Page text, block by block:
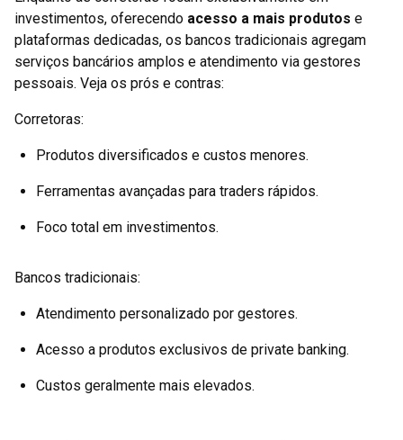
investimentos, oferecendo acesso a mais produtos e
plataformas dedicadas, os bancos tradicionais agregam
serviços bancários amplos e atendimento via gestores
pessoais. Veja os prós e contras:
Corretoras:
Produtos diversificados e custos menores.
Ferramentas avançadas para traders rápidos.
Foco total em investimentos.
Bancos tradicionais:
Atendimento personalizado por gestores.
Acesso a produtos exclusivos de private banking.
Custos geralmente mais elevados.